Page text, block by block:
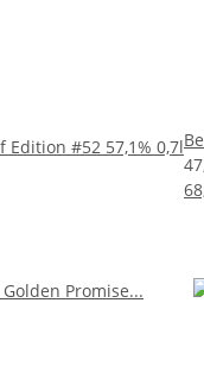
Edition #52 57,1% 0,7l